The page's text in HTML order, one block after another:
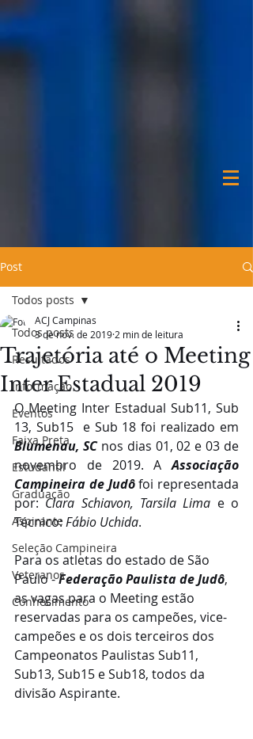
Post
Todos posts
Resultados
Informação
Eventos
Faixa Preta
Estudantil
Graduação
Aspirante
Seleção Campineira
Veteranos
Conhecimento
Todos posts
Trajetória até o Meeting
Inter Estadual 2019
ACJ Campinas
3 de nov. de 2019 2 min de leitura
O Meeting Inter Estadual Sub11, Sub
Blumenau, SC nos dias 01, 02 e 03 de
novembro de 2019. A Associação
Campineira de Judô foi representada
por: Clara Schiavon, Tarsila Lima e o
Técnico: Fábio Uchida.
Para os atletas do estado de São
Paulo - Federação Paulista de Judô,
as vagas para o Meeting estão
reservadas para os campeões, vice-
campeões e os dois terceiros dos
Campeonatos Paulistas Sub11,
Sub13, Sub15 e Sub18, todos da
divisão Aspirante.